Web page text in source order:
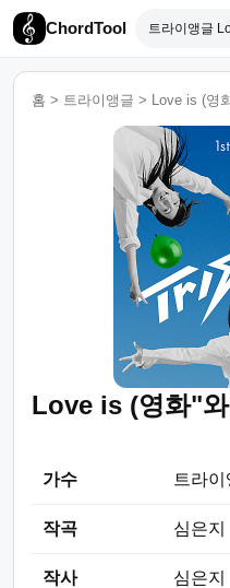
ChordTool
홈 > 트라이앵글 > Love is (영
Love is (영화"
가수 트라이
작곡 심은지
작사 심은지